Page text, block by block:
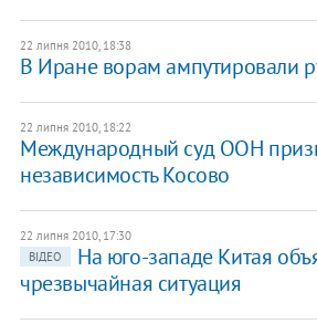
22 липня 2010, 18:38
В Иране ворам ампутировали
22 липня 2010, 18:22
Международный суд ООН
независимость Косово
22 липня 2010, 17:30
ВІДЕО
На юго-западе Китая
чрезвычайная ситуация